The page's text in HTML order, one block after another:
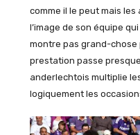
comme il le peut mais
l’image de son équipe
montre pas grand-chose
prestation passe
anderlechtois multiplie
logiquement les